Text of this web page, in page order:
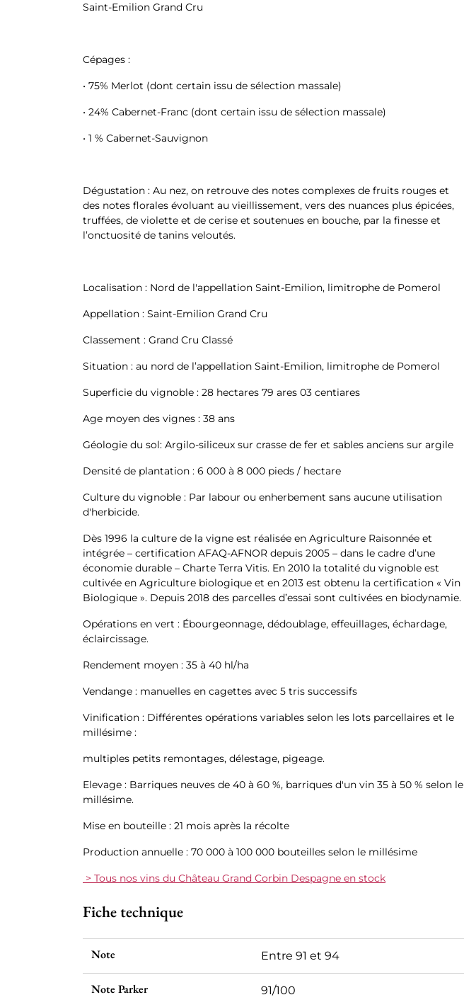
Saint-Emilion Grand Cru
Cépages :
• 75% Merlot (dont certain issu de sélection massale)
• 24% Cabernet-Franc (dont certain issu de sélection massale)
• 1 % Cabernet-Sauvignon
Dégustation : Au nez, on retrouve des notes complexes de fruits rouges et
des notes florales évoluant au vieillissement, vers des nuances plus épicées,
truffées, de violette et de cerise et soutenues en bouche, par la finesse et
l’onctuosité de tanins veloutés.
Localisation : Nord de l'appellation Saint-Emilion, limitrophe de Pomerol
Appellation : Saint-Emilion Grand Cru
Classement : Grand Cru Classé
Situation : au nord de l’appellation Saint-Emilion, limitrophe de Pomerol
Superficie du vignoble : 28 hectares 79 ares 03 centiares
Age moyen des vignes : 38 ans
Géologie du sol: Argilo-siliceux sur crasse de fer et sables anciens sur argile
Densité de plantation : 6 000 à 8 000 pieds / hectare
Culture du vignoble : Par labour ou enherbement sans aucune utilisation
d'herbicide.
Dès 1996 la culture de la vigne est réalisée en Agriculture Raisonnée et
intégrée – certification AFAQ-AFNOR depuis 2005 – dans le cadre d’une
économie durable – Charte Terra Vitis. En 2010 la totalité du vignoble est
cultivée en Agriculture biologique et en 2013 est obtenu la certification « Vin
Biologique ». Depuis 2018 des parcelles d’essai sont cultivées en biodynamie.
Opérations en vert : Ébourgeonnage, dédoublage, effeuillages, échardage,
éclaircissage.
Rendement moyen : 35 à 40 hl/ha
Vendange : manuelles en cagettes avec 5 tris successifs
Vinification : Différentes opérations variables selon les lots parcellaires et le
millésime :
multiples petits remontages, délestage, pigeage.
Elevage : Barriques neuves de 40 à 60 %, barriques d'un vin 35 à 50 % selon le
millésime.
Mise en bouteille : 21 mois après la récolte
Production annuelle : 70 000 à 100 000 bouteilles selon le millésime
> Tous nos vins du Château Grand Corbin Despagne en stock
Fiche technique
Note Entre 91 et 94
Note Parker 91/100